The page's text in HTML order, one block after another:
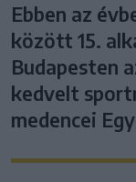
Ebben az
között 15.
Budapesten
kedvelt
medencei